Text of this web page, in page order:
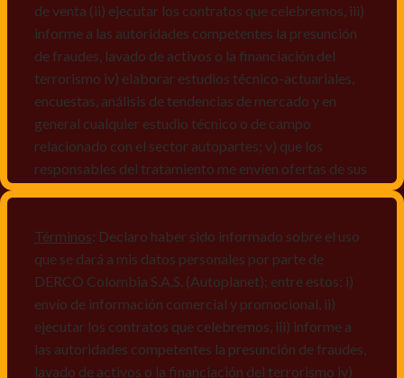
de venta (ii) ejecutar los contratos que celebremos, iii)
informe a las autoridades competentes la presunción
de fraudes, lavado de activos o la financiación del
terrorismo iv) elaborar estudios técnico-actuariales,
encuestas, análisis de tendencias de mercado y en
general cualquier estudio técnico o de campo
relacionado con el sector autopartes; v) que los
responsables del tratamiento me envíen ofertas de sus
mismos, vi) crear bases de datos de acuerdo a las
características y perfiles de los titulares de Datos
Personales, v) encuestas de satisfacción, vi) reportes
recall.
Declaro que puedo acceder a la política de protección
de datos personales de Derco en la
Términos: Declaro haber sido informado sobre el uso
que se dará a mis datos personales por parte de
DERCO Colombia S.A.S. (Autoplanet); entre estos: i)
envío de información comercial y promocional, ii)
ejecutar los contratos que celebremos, iii) informe a
las autoridades competentes la presunción de fraudes,
lavado de activos o la financiación del terrorismo iv)